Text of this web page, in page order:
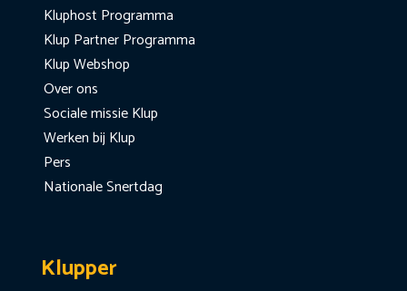
Kluphost Programma
Klup Partner Programma
Klup Webshop
Over ons
Sociale missie Klup
Werken bij Klup
Pers
Nationale Snertdag
Klupper